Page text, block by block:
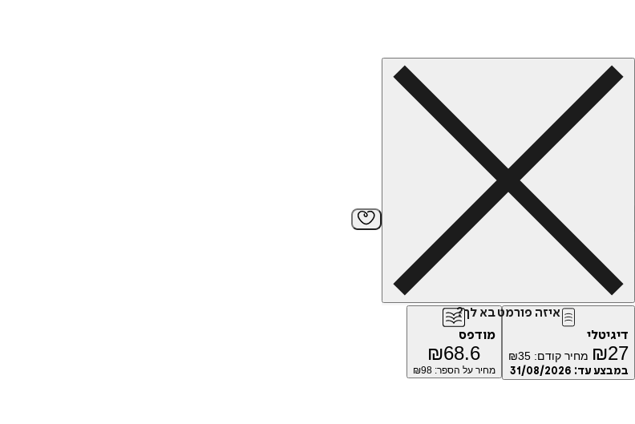
איזה פורמט בא לך?
דיגיטלי
₪27 מחיר קודם: ₪35
במבצע עד: 31/08/2026
מודפס
₪68.6
מחיר על הספר: ₪98